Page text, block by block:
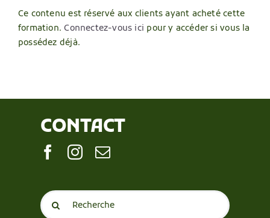
Ce contenu est réservé aux clients ayant acheté cette
formation.Connectez-vous ici pour y accéder si vous la
possédez déjà.
CONTACT
Search
for: